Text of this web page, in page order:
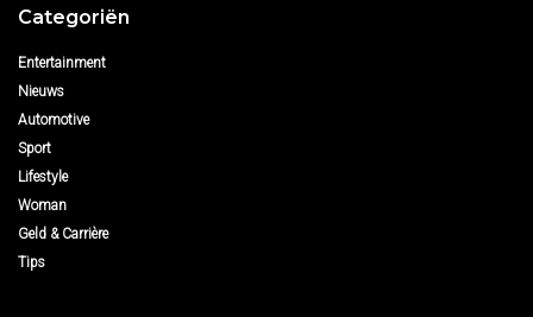
Categoriën
Entertainment
Nieuws
Automotive
Sport
Lifestyle
Woman
Geld & Carrière
Tips